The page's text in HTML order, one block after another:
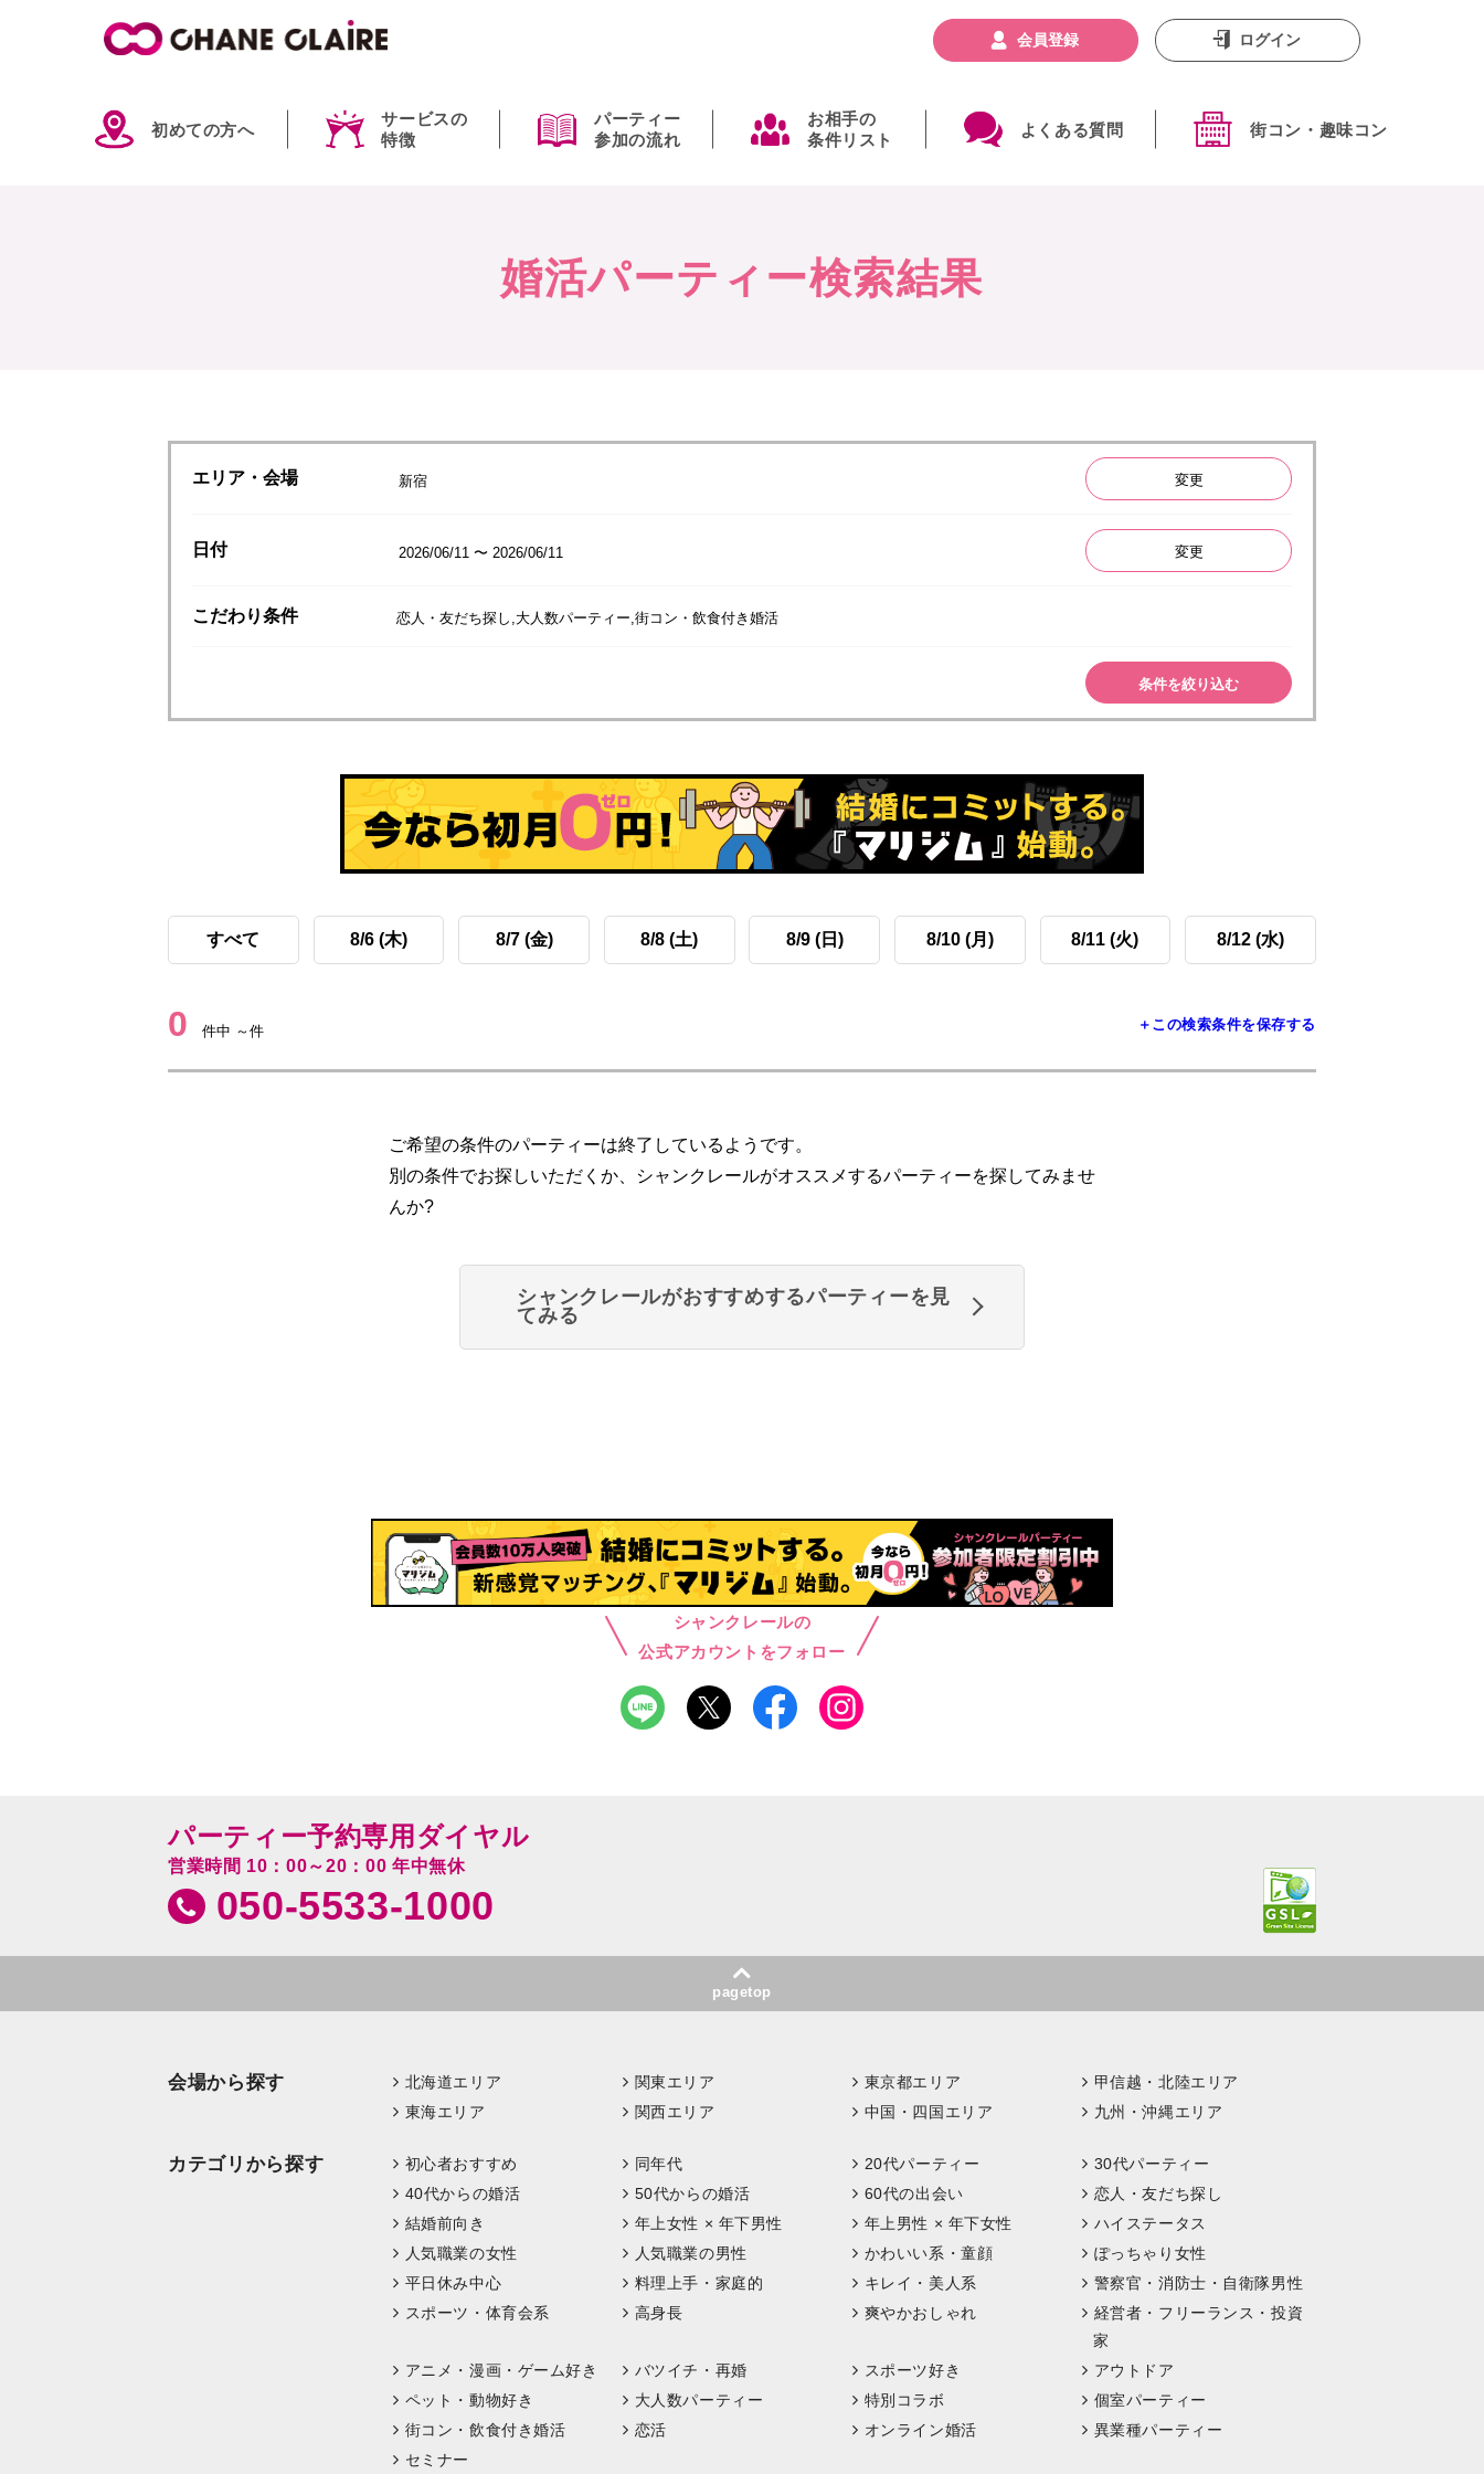
初めての方へ
サービスの
特徴
パーティー
参加の流れ
お相手の
条件リスト
よくある質問 街コン・趣味コン
会員登録 ログイン
婚活パーティー検索結果
エリア・会場 新宿 変更
日付 2026/06/11 〜 2026/06/11 変更
こだわり条件 恋人・友だち探し,大人数パーティー,街コン・飲食付き婚活
条件を絞り込む
すべて 8/6 (木) 8/7 (金) 8/8 (土) 8/9 (日) 8/10 (月) 8/11 (火) 8/12 (水)
0 件中 ～件 ＋この検索条件を保存する
ご希望の条件のパーティーは終了しているようです。
別の条件でお探しいただくか、シャンクレールがオススメするパーティーを探してみませ
んか?
シャンクレールがおすすめするパーティーを見
てみる
シャンクレールの
公式アカウントをフォロー
パーティー予約専用ダイヤル
営業時間 10：00～20：00 年中無休
050-5533-1000
pagetop
会場から探す 北海道エリア 関東エリア 東京都エリア
甲信越・北陸エリア
東海エリア
関西エリア 中国・四国エリア 九州・沖縄エリア
カテゴリから探す 初心者おすすめ 同年代 20代パーティー
30代パーティー
40代からの婚活
50代からの婚活 60代の出会い
恋人・友だち探し
結婚前向き
年上女性 × 年下男性 年上男性 × 年下女性
ハイステータス
人気職業の女性
人気職業の男性 かわいい系・童顔
ぽっちゃり女性
平日休み中心
料理上手・家庭的 キレイ・美人系
警察官・消防士・自衛隊男性
スポーツ・体育会系
高身長 爽やかおしゃれ
経営者・フリーランス・投資
家
アニメ・漫画・ゲーム好き
バツイチ・再婚 スポーツ好き
アウトドア
ペット・動物好き
大人数パーティー 特別コラボ
個室パーティー
街コン・飲食付き婚活
恋活 オンライン婚活
異業種パーティー
セミナー